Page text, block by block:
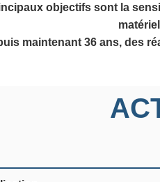
objectifs sont la
maintenant 36 ans, des